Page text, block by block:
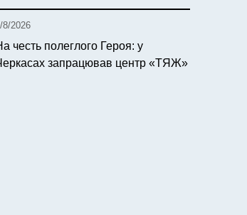
8/2026
честь полеглого Героя: у
запрацював центр «ТЯЖ»